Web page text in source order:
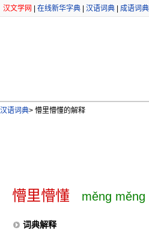
汉文学网 在线新华字典 汉语词典 成语词典
汉语词典> 懵里懵懂的解释
懵里懵懂 měng měng
词典解释